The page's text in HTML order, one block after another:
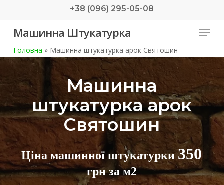
main
+38 (096) 295-05-08
Машинна Штукатурка Menu
Головна »Машинна штукатурка арок Святошин
Машинна
штукатурка арок
Святошин
Ціна машинної штукатурки350
грн за м2